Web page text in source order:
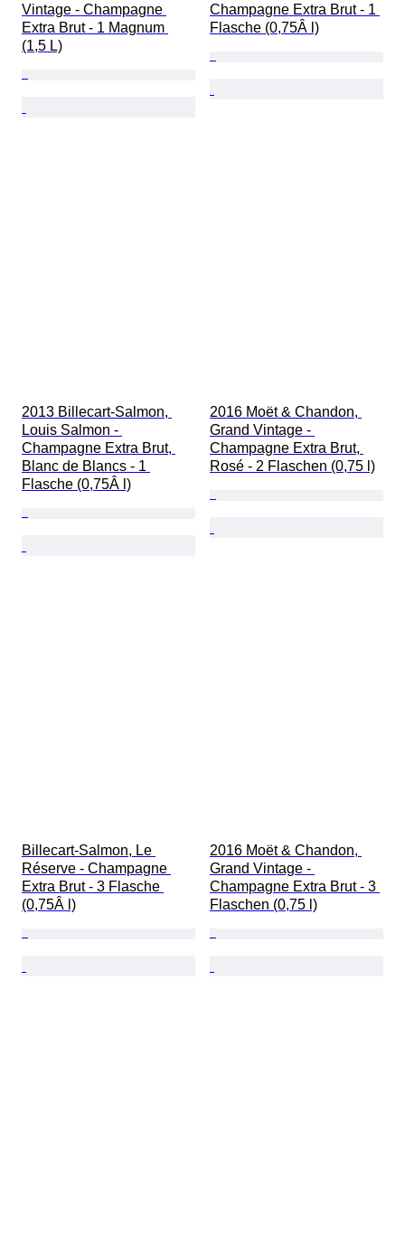
Vintage - Champagne
Extra Brut - 1 Magnum
(1,5 L)
Champagne Extra Brut - 1
Flasche (0,75Â l)
2013 Billecart-Salmon,
Louis Salmon -
Champagne Extra Brut,
Blanc de Blancs - 1
Flasche (0,75Â l)
2016 Moët & Chandon,
Grand Vintage -
Champagne Extra Brut,
Rosé - 2 Flaschen (0,75 l)
Billecart-Salmon, Le
Réserve - Champagne
Extra Brut - 3 Flasche
(0,75Â l)
2016 Moët & Chandon,
Grand Vintage -
Champagne Extra Brut - 3
Flaschen (0,75 l)